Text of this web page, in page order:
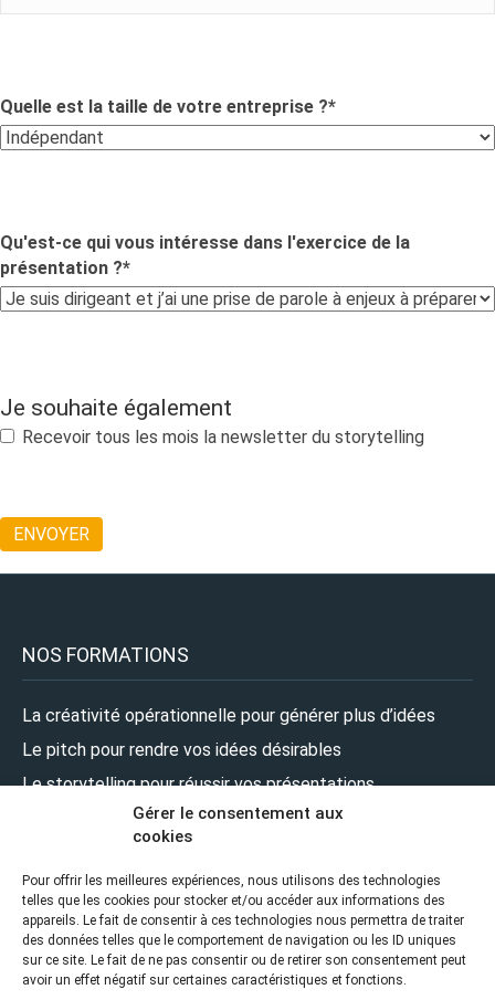
Gérer le consentement aux
cookies
Pour offrir les meilleures expériences, nous utilisons des technologies
telles que les cookies pour stocker et/ou accéder aux informations des
appareils. Le fait de consentir à ces technologies nous permettra de traiter
des données telles que le comportement de navigation ou les ID uniques
sur ce site. Le fait de ne pas consentir ou de retirer son consentement peut
avoir un effet négatif sur certaines caractéristiques et fonctions.
Quelle est la taille de votre entreprise ?*
Qu'est-ce qui vous intéresse dans l'exercice de la
présentation ?*
Je souhaite également
Recevoir tous les mois la newsletter du storytelling
NOS FORMATIONS
La créativité opérationnelle pour générer plus d’idées
Le pitch pour rendre vos idées désirables
Le storytelling pour réussir vos présentations
Le design pour renforcer l’impact de vos présentations
NOUS SUIVRE